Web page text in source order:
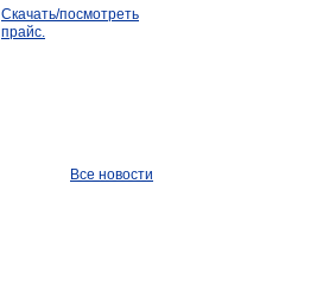
Скачать/посмотреть
прайс.
Все новости